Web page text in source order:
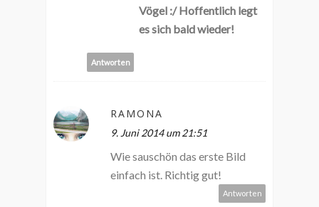
Vögel :/ Hoffentlich legt
es sich bald wieder!
Antworten
RAMONA
9. Juni 2014 um 21:51
Wie sauschön das erste Bild
einfach ist. Richtig gut!
Antworten